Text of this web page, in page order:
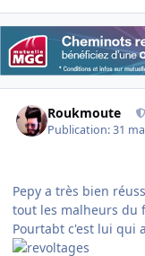
Roukmoute
Publication:31
Pepy a très bien
tout les malheurs du
Pourtabt c'est lui qui